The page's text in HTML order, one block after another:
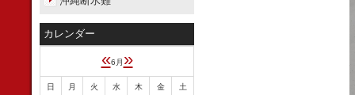
カレンダー
«6月 »
日 月 火 水 木 金 土